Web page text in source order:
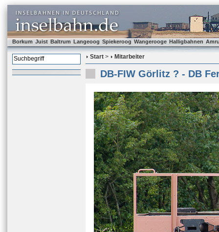
Borkum Juist Baltrum Langeoog Spiekeroog Wangerooge Halligbahnen
Start > Mitarbeiter
DB-FIW Görlitz ? - DB